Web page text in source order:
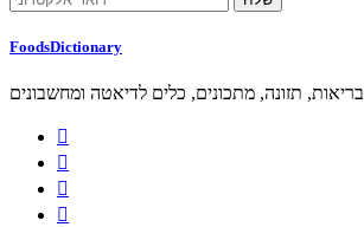
FoodsDictionary
בריאות, תזונה, מתכונים, כלים לדיאטה ומחשבונים



